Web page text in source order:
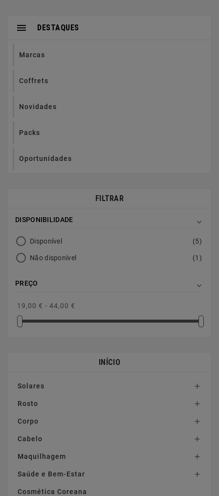
DESTAQUES

Marcas
Coffrets
Novidades
Packs
Oportunidades
FILTRAR
DISPONIBILIDADE 
Disponível (5)
Não disponível (1)
PREÇO 
19,00 € - 44,00 €
INÍCIO
Solares 
Rosto 
Corpo 
Cabelo 
Maquilhagem 
Saúde e Bem-Estar 
Cosmética Coreana